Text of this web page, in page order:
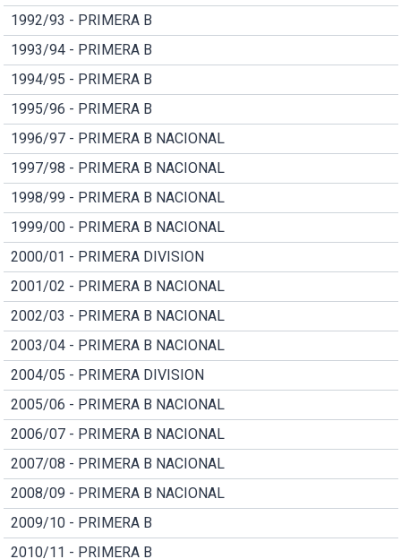
1992/93 - PRIMERA B
1993/94 - PRIMERA B
1994/95 - PRIMERA B
1995/96 - PRIMERA B
1996/97 - PRIMERA B NACIONAL
1997/98 - PRIMERA B NACIONAL
1998/99 - PRIMERA B NACIONAL
1999/00 - PRIMERA B NACIONAL
2000/01 - PRIMERA DIVISION
2001/02 - PRIMERA B NACIONAL
2002/03 - PRIMERA B NACIONAL
2003/04 - PRIMERA B NACIONAL
2004/05 - PRIMERA DIVISION
2005/06 - PRIMERA B NACIONAL
2006/07 - PRIMERA B NACIONAL
2007/08 - PRIMERA B NACIONAL
2008/09 - PRIMERA B NACIONAL
2009/10 - PRIMERA B
2010/11 - PRIMERA B